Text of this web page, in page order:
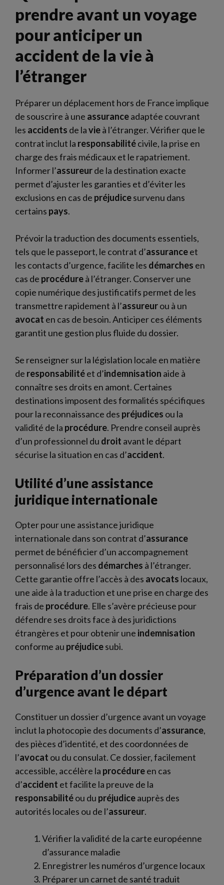
prendre avant un voyage
pour anticiper un
accident de la vie à
l’étranger
Préparer un déplacement hors de France implique
de souscrire à une assuranceadaptée couvrant
les accidents de lavieà l’étranger. Vérifier que le
contrat inclut la responsabilitécivile, la prise en
charge des frais médicaux et le rapatriement.
Informer l’assureurde la destination exacte
permet d’ajuster les garanties et d’éviter les
exclusions en cas de préjudicesurvenu dans
certains pays.
Prévoir la traduction des documents essentiels,
tels que le passeport, le contrat d’assuranceet
les contacts d’urgence, facilite les démarches en
cas de procédureà l’étranger. Conserver une
copie numérique des justificatifs permet de les
transmettre rapidement à l’assureurou à un
avocat en cas de besoin. Anticiper ces éléments
garantit une gestion plus fluide du dossier.
Se renseigner sur la législation locale en matière
de responsabilitéet d’indemnisation aide à
connaître ses droits en amont. Certaines
destinations imposent des formalités spécifiques
pour la reconnaissance des préjudices ou la
validité de la procédure. Prendre conseil auprès
d’un professionnel du droit avant le départ
sécurise la situation en cas d’accident.
Utilité d’une assistance
juridique internationale
Opter pour une assistance juridique
internationale dans son contrat d’assurance
permet de bénéficier d’un accompagnement
personnalisé lors des démarches à l’étranger.
Cette garantie offre l’accès à des avocats locaux,
une aide à la traduction et une prise en charge des
frais de procédure. Elle s’avère précieuse pour
défendre ses droits face à des juridictions
étrangères et pour obtenir une indemnisation
conforme au préjudicesubi.
Préparation d’un dossier
d’urgence avant le départ
Constituer un dossier d’urgence avant un voyage
inclut la photocopie des documents d’assurance,
des pièces d’identité, et des coordonnées de
l’avocat ou du consulat. Ce dossier, facilement
accessible, accélère la procédureen cas
d’accident et facilite la preuve de la
responsabilitéou du préjudiceauprès des
autorités locales ou de l’assureur.
Vérifier la validité de la carte européenne
d’assurance maladie
Enregistrer les numéros d’urgence locaux
Préparer un carnet de santé traduit